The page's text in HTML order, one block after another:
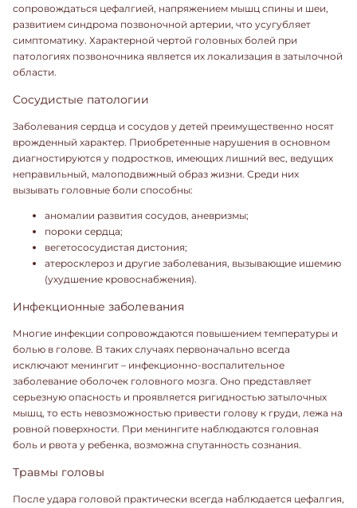
сопровождаться цефалгией, напряжением мышц спины и шеи,
развитием синдрома позвоночной артерии, что усугубляет
симптоматику. Характерной чертой головных болей при
патологиях позвоночника является их локализация в затылочной
области.
Сосудистые патологии
Заболевания сердца и сосудов у детей преимущественно носят
врожденный характер. Приобретенные нарушения в основном
диагностируются у подростков, имеющих лишний вес, ведущих
неправильный, малоподвижный образ жизни. Среди них
вызывать головные боли способны:
аномалии развития сосудов, аневризмы;
пороки сердца;
вегетососудистая дистония;
атеросклероз и другие заболевания, вызывающие ишемию
(ухудшение кровоснабжения).
Инфекционные заболевания
Многие инфекции сопровождаются повышением температуры и
болью в голове. В таких случаях первоначально всегда
исключают менингит – инфекционно-воспалительное
заболевание оболочек головного мозга. Оно представляет
серьезную опасность и проявляется ригидностью затылочных
мышц, то есть невозможностью привести голову к груди, лежа на
ровной поверхности. При менингите наблюдаются головная
боль и рвота у ребенка, возможна спутанность сознания.
Травмы головы
После удара головой практически всегда наблюдается цефалгия,